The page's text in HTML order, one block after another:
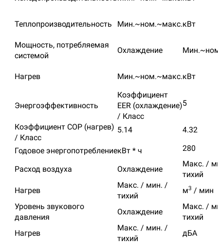
Теплопроизводительность Мин.~ном.~макс.кВт
Мощность, потребляемая
системой
Охлаждение
Нагрев Мин.~ном.~макс.кВт
Энергоэффективность
Коэффициент
EER (охлаждение)
/ Класс
5
Коэффициент COP (нагрев)
/ Класс
5.14 4.32
Годовое энергопотреблениекВт * ч 280
Расход воздуха Охлаждение
Макс. /
тихий
Нагрев
Макс. / мин. /
тихий
м3 / мин
Уровень звукового
давления
Охлаждение
Макс. /
тихий
Нагрев
Макс. / мин. /
тихий
дБА